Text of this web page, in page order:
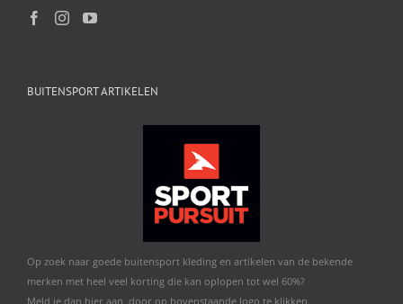
BUITENSPORT ARTIKELEN
Op zoek naar goede buitensport kleding en artikelen van de bekende
merken met heel veel korting die kan oplopen tot wel 60%?
Meld je dan hier aan, door op bovenstaande logo te klikken.